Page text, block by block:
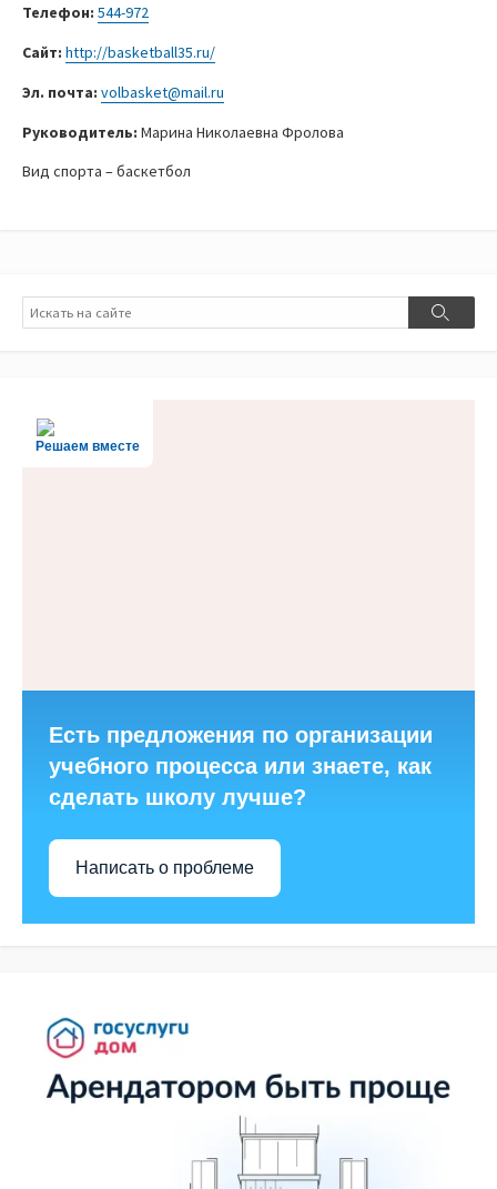
Телефон: 544-972
Сайт: http://basketball35.ru/
Эл. почта: volbasket@mail.ru
Руководитель: Марина Николаевна Фролова
Вид спорта – баскетбол
Поиск
Поиск
Решаем вместе
Есть предложения по организации
учебного процесса или знаете, как
сделать школу лучше?
Написать о проблеме